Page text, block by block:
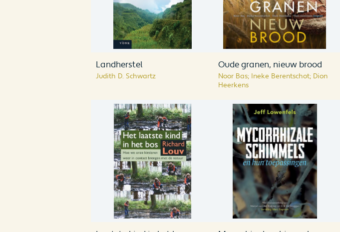
Landherstel
Judith D. Schwartz
Oude granen, nieuw brood
Noor Bas; Ineke Berentschot; Dion
Heerkens